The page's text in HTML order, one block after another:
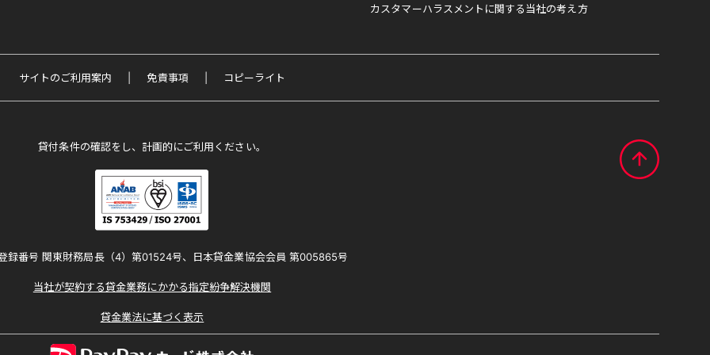
カスタマーハラスメントに関する当社の考え方
サイトのご利用案内 免責事項 コピーライト
貸付条件の確認をし、計画的にご利用ください。
録番号 関東財務局長（4）第01524号、日本貸金業協会会員 第005865号
当社が契約する貸金業務にかかる指定紛争解決機関
貸金業法に基づく表示